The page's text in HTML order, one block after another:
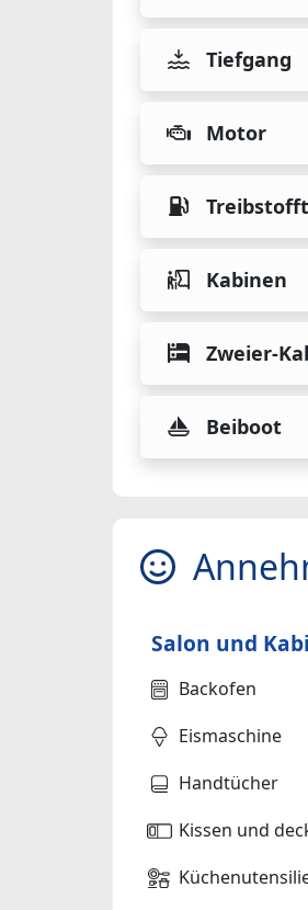
Tiefgang
Motor
Kabinen
Zweier-
Beiboot
Salon und
Backofen
Eismaschine
Handtücher
Kissen und